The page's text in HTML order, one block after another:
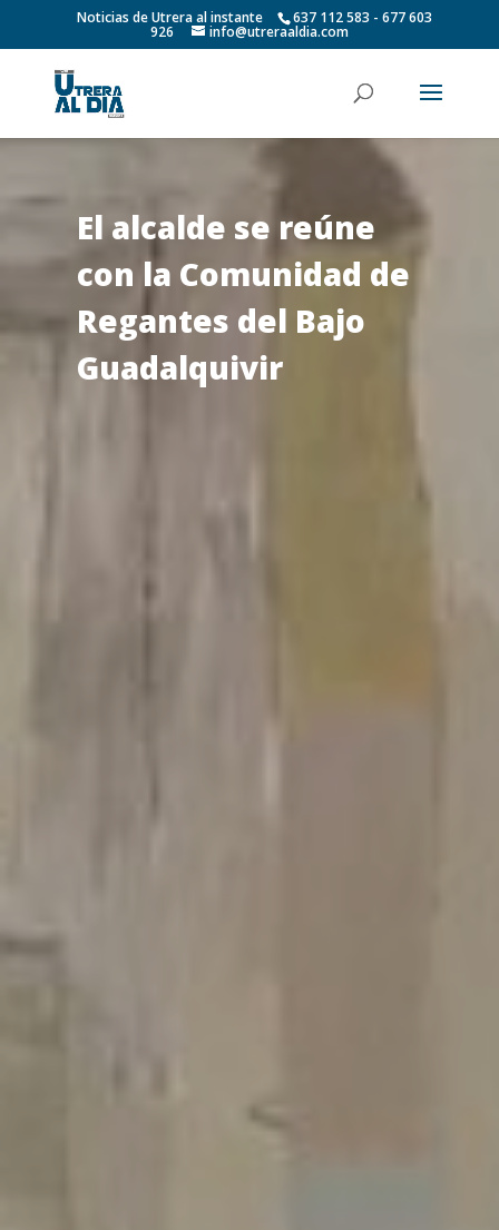
Noticias de Utrera al instante 637 112 583 - 677 603
926 info@utreraaldia.com
El alcalde se reúne
con la Comunidad de
Regantes del Bajo
Guadalquivir